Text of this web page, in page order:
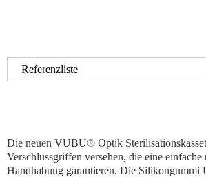
Referenzliste
Die neuen VUBU® Optik
Verschlussgriffen versehen, die eine einfache
Handhabung garantieren. Die Silikongummi